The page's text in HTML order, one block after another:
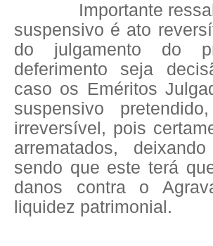
Importante
suspensivo é ato
do julgamento do
deferimento seja
caso os Eméritos
suspensivo
irreversível, pois
arrematados,
sendo que este terá
danos contra o
liquidez patrimonial.